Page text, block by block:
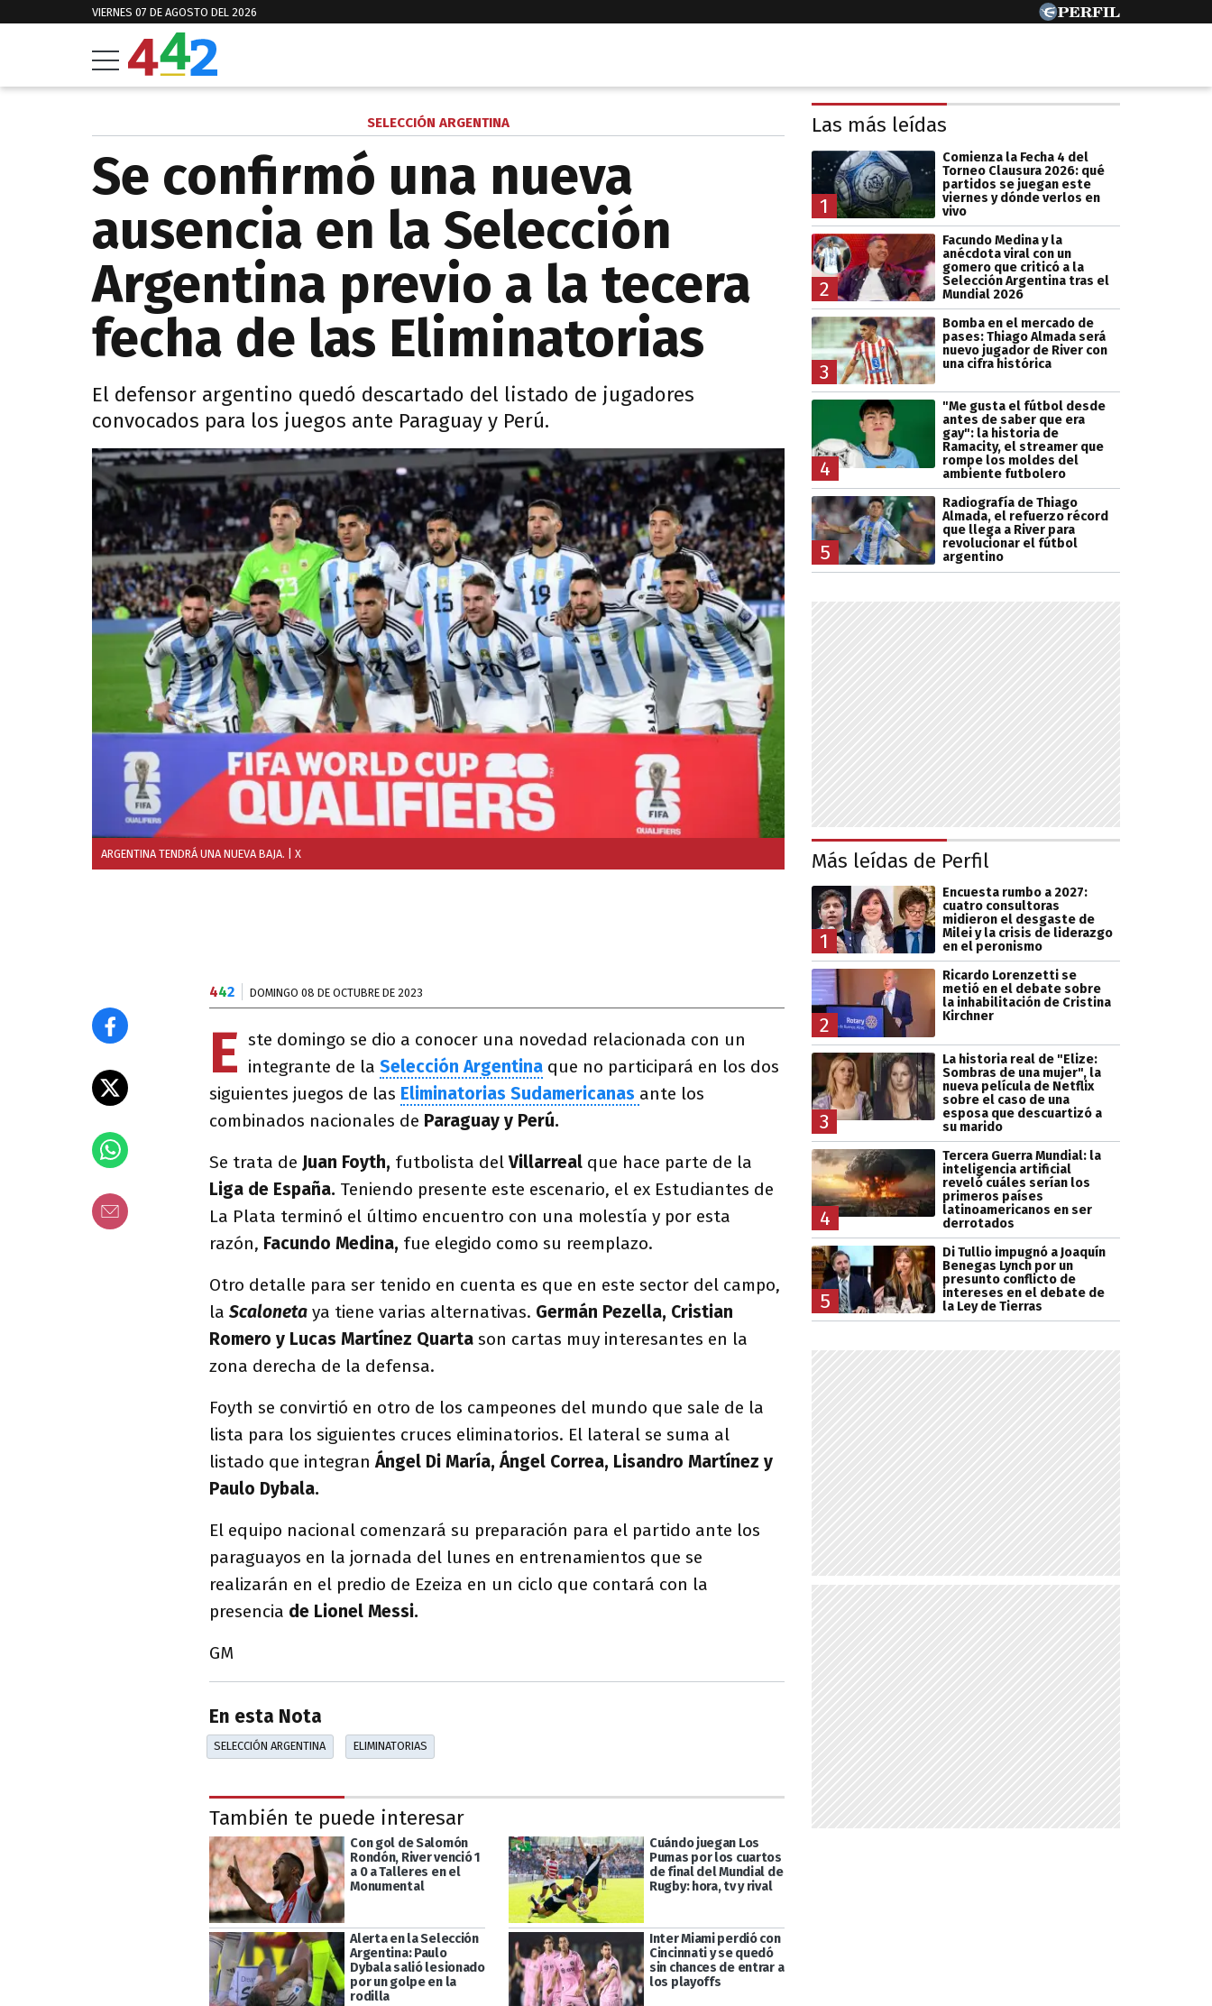
VIERNES 07 DE AGOSTO DEL 2026
SELECCIÓN ARGENTINA
Se confirmó una nueva
ausencia en la Selección
Argentina previo a la tecera
fecha de las Eliminatorias
El defensor argentino quedó descartado del listado de jugadores
convocados para los juegos ante Paraguay y Perú.
ARGENTINA TENDRÁ UNA NUEVA BAJA. | X
442 DOMINGO 08 DE OCTUBRE DE 2023
E ste domingo se dio a conocer una novedad relacionada con un
integrante de la Selección Argentina que no participará en los dos
siguientes juegos de las Eliminatorias Sudamericanas ante los
combinados nacionales de Paraguay y Perú.
Se trata de Juan Foyth, futbolista delVillarreal que hace parte de la
Liga de España. Teniendo presente este escenario, el ex Estudiantes de
La Plata terminó el último encuentro con una molestía y por esta
razón, Facundo Medina, fue elegido como su reemplazo.
Otro detalle para ser tenido en cuenta es que en este sector del campo,
la Scaloneta ya tiene varias alternativas. Germán Pezella, Cristian
Romero y Lucas Martínez Quarta son cartas muy interesantes en la
zona derecha de la defensa.
Foyth se convirtió en otro de los campeones del mundo que sale de la
lista para los siguientes cruces eliminatorios. El lateral se suma al
listado que integranÁngel Di María, Ángel Correa, Lisandro Martínez y
Paulo Dybala.
El equipo nacional comenzará su preparación para el partido ante los
paraguayos en la jornada del lunes en entrenamientos que se
realizarán en el predio de Ezeiza en un ciclo que contará con la
presencia de Lionel Messi.
GM
En esta Nota
SELECCIÓN ARGENTINA ELIMINATORIAS
También te puede interesar
Con gol de Salomón
Rondón, River venció 1
a 0 a Talleres en el
Monumental
Cuándo juegan Los
Pumas por los cuartos
de final del Mundial de
Rugby: hora, tv y rival
Alerta en la Selección
Argentina: Paulo
Dybala salió lesionado
por un golpe en la
rodilla
Inter Miami perdió con
Cincinnati y se quedó
sin chances de entrar a
los playoffs
Las más leídas
1
Comienza la Fecha 4 del
Torneo Clausura 2026: qué
partidos se juegan este
viernes y dónde verlos en
vivo
2
Facundo Medina y la
anécdota viral con un
gomero que criticó a la
Selección Argentina tras el
Mundial 2026
3
Bomba en el mercado de
pases: Thiago Almada será
nuevo jugador de River con
una cifra histórica
4
"Me gusta el fútbol desde
antes de saber que era
gay": la historia de
Ramacity, el streamer que
rompe los moldes del
ambiente futbolero
5
Radiografía de Thiago
Almada, el refuerzo récord
que llega a River para
revolucionar el fútbol
argentino
Más leídas de Perfil
1
Encuesta rumbo a 2027:
cuatro consultoras
midieron el desgaste de
Milei y la crisis de liderazgo
en el peronismo
2
Ricardo Lorenzetti se
metió en el debate sobre
la inhabilitación de Cristina
Kirchner
3
La historia real de "Elize:
Sombras de una mujer", la
nueva película de Netflix
sobre el caso de una
esposa que descuartizó a
su marido
4
Tercera Guerra Mundial: la
inteligencia artificial
reveló cuáles serían los
primeros países
latinoamericanos en ser
derrotados
5
Di Tullio impugnó a Joaquín
Benegas Lynch por un
presunto conflicto de
intereses en el debate de
la Ley de Tierras